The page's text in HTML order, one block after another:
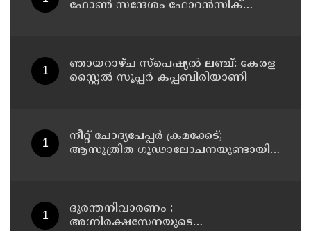
ഫോൺ സന്ദേശം ഫോറൻസിക്
ഞായറാഴ്ച സ്പെഷ്യൽ ലഞ്ച്: കേരള
സ്റ്റൈൽ സൂപ്പർ കപ്പബിരിയാണി
നീറ്റ് ചോദ്യപേപ്പര്‍ ക്രമക്കേട്;
ആസൂത്രിത ഗൂഢാലോചനയുണ്ടായി;
ദുരന്തനിവാരണം :
അഗ്നിരക്ഷസേനയുടെ